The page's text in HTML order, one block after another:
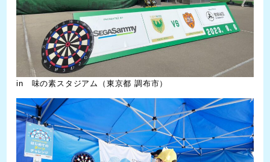
in 味の素スタジアム（東京都 調布市）